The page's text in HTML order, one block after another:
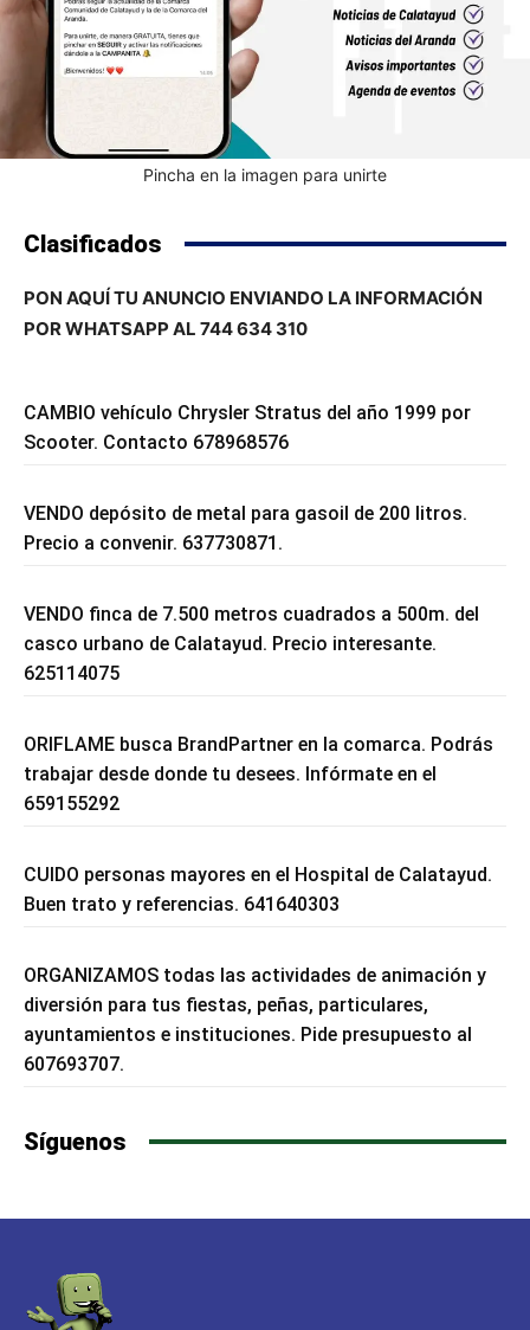
Pincha en la imagen para unirte
Clasificados
PON AQUÍ TU ANUNCIO ENVIANDO LA INFORMACIÓN
POR WHATSAPP AL 744 634 310
CAMBIO vehículo Chrysler Stratus del año 1999 por
Scooter. Contacto 678968576
VENDO depósito de metal para gasoil de 200 litros.
Precio a convenir. 637730871.
VENDO finca de 7.500 metros cuadrados a 500m. del
casco urbano de Calatayud. Precio interesante.
625114075
ORIFLAME busca BrandPartner en la comarca. Podrás
trabajar desde donde tu desees. Infórmate en el
659155292
CUIDO personas mayores en el Hospital de Calatayud.
Buen trato y referencias. 641640303
ORGANIZAMOS todas las actividades de animación y
diversión para tus fiestas, peñas, particulares,
ayuntamientos e instituciones. Pide presupuesto al
607693707.
Síguenos